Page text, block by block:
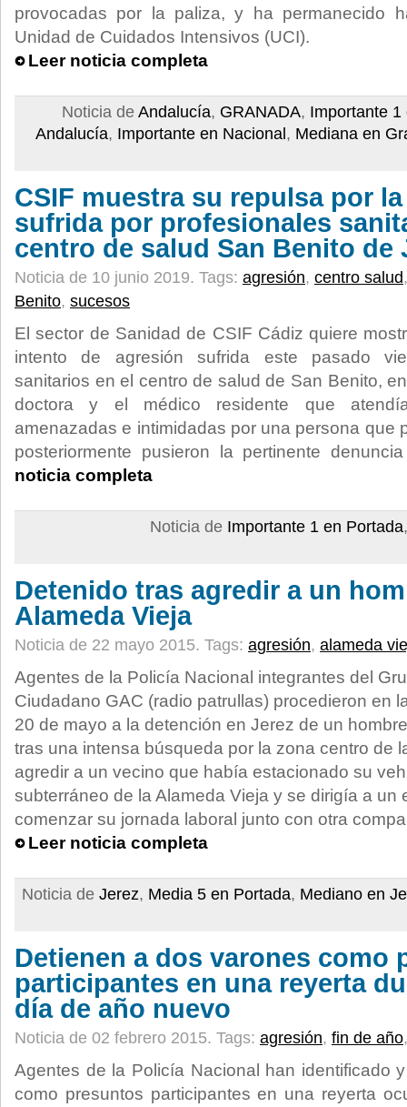
provocadas por la paliza, y ha permanecido
Unidad de Cuidados Intensivos (UCI).
Leer noticia completa
Noticia de Andalucía, GRANADA, Importante 1
Andalucía, Importante en Nacional , Mediana en
CSIF muestra su repulsa por
sufrida por profesionales
centro de salud San Benito de
Noticia de 10 junio 2019. Tags: agresión, centro salud
Benito, sucesos
El sector de Sanidad de CSIF Cádiz quiere
intento de agresión sufrida este pasado
sanitarios en el centro de salud de San Benito,
doctora y el médico residente que
amenazadas e intimidadas por una persona que
posteriormente pusieron la pertinente
noticia completa
Noticia de Importante 1 en Portada
Detenido tras agredir a un
Alameda Vieja
Noticia de 22 mayo 2015. Tags: agresión, alameda
Agentes de la Policía Nacional integrantes del
Ciudadano GAC (radio patrullas) procedieron en
20 de mayo a la detención en Jerez de un
tras una intensa búsqueda por la zona centro de
agredir a un vecino que había estacionado su
subterráneo de la Alameda Vieja y se dirigía a un
comenzar su jornada laboral junto con otra
Leer noticia completa
Noticia de Jerez, Media 5 en Portada, Mediano en
Detienen a dos varones como
participantes en una reyerta
día de año nuevo
Noticia de 02 febrero 2015. Tags: agresión, fin de año
Agentes de la Policía Nacional han identificado
como presuntos participantes en una reyerta